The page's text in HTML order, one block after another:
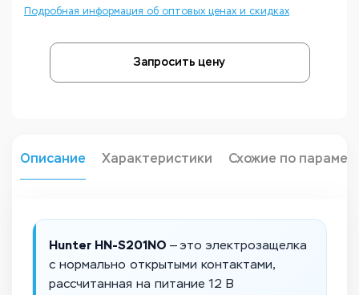
Подробная информация об оптовых ценах и скидках
Запросить цену
Описание Характеристики Схожие по
Hunter HN-S201NO — это электрозащелка
с нормально открытыми контактами,
рассчитанная на питание 12 В